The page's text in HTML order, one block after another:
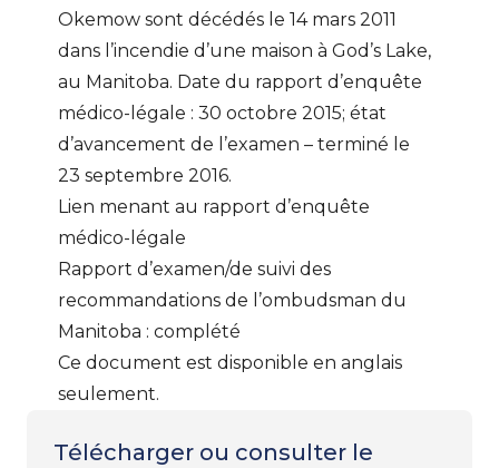
Okemow sont décédés le 14 mars 2011
dans l’incendie d’une maison à God’s Lake,
au Manitoba. Date du rapport d’enquête
médico-légale : 30 octobre 2015; état
d’avancement de l’examen – terminé le
23 septembre 2016.
Lien menant au rapport d’enquête
médico-légale
Rapport d’examen/de suivi des
recommandations de l’ombudsman du
Manitoba : complété
Ce document est disponible en anglais
seulement.
Télécharger ou consulter le